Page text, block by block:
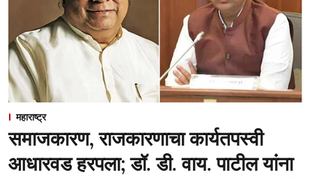
महाराष्ट्र
समाजकारण, राजकारणाचा कार्यतपस्वी
आधारवड हरपला; डॉ. डी. वाय. पाटील यांना